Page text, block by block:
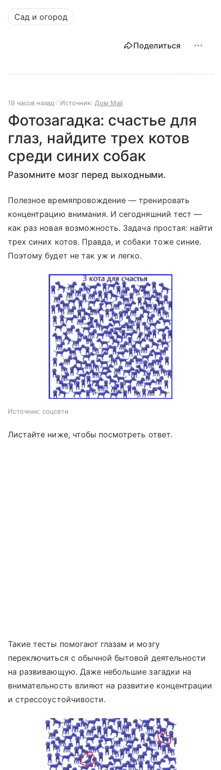
Сад и огород
Поделиться
19 часов назад Источник: Дом Mail
Фотозагадка: счастье для
глаз, найдите трех котов
среди синих собак
Разомните мозг перед выходными.
Полезное времяпровождение — тренировать
концентрацию внимания. И сегодняшний тест —
как раз новая возможность. Задача простая: найти
трех синих котов. Правда, и собаки тоже синие.
Поэтому будет не так уж и легко.
Источник: соцсети
Листайте ниже, чтобы посмотреть ответ.
Такие тесты помогают глазам и мозгу
переключиться с обычной бытовой деятельности
на развивающую. Даже небольшие загадки на
внимательность влияют на развитие концентрации
и стрессоустойчивости.